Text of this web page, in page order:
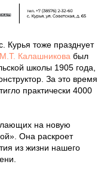
Курья тоже празднует
Калашникова был
школы 1905 года,
За это время
практически 4000
на новую
Она раскроет
из жизни нашего